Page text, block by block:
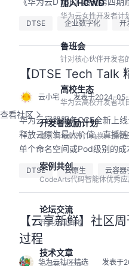
加入HCWD
华为云女性开发者计
鲁班会
针对核心伙伴开发者
高校生态
华为云高校开发者项
查看社区
开发者激励计划
做任务领积分，兑换开发者
案例共创
CodeArts代码智能体优秀
论坛交流
开发交流阵地
技术文章
DTSE 企业数字化 开
【DTSE Tech
云小宅 发表于2024-
华为云容器服务CCE全新上
释放云原生最大价值。直播
单个命名空间或Pod级别的
DTSE 云原生 云容器
【云享新鲜】社区
过程
华为云社区精选 发表于